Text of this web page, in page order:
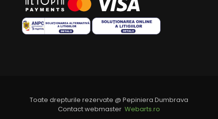
Toate drepturile rezervate @ Pepiniera Dumbrava
Contact webmaster Webarts.ro